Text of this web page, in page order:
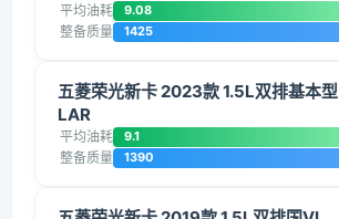
平均油耗 9.08
整备质量 1425
五菱荣光新卡 2023款 1.5L双排基本型
LAR
平均油耗 9.1
整备质量 1390